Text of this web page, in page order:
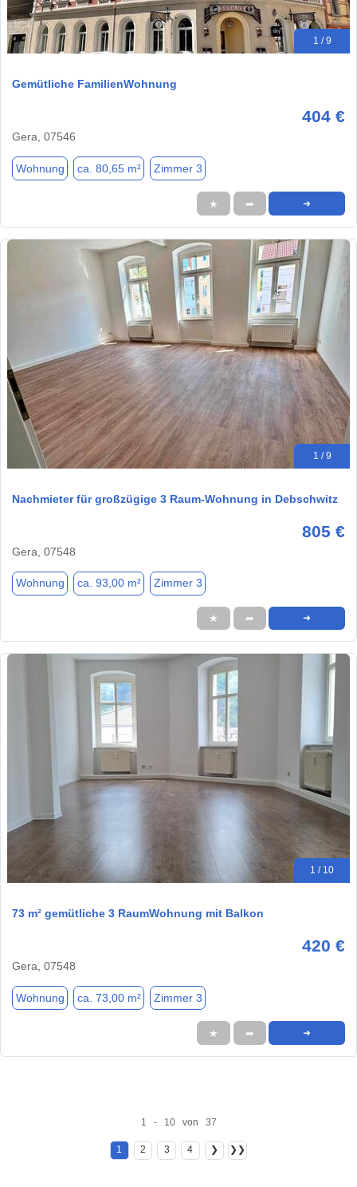
1 / 9
Gemütliche FamilienWohnung
404 €
Gera, 07546
Wohnung ca. 80,65 m² Zimmer 3
★ ➦ ➜
1 / 9
Nachmieter für großzügige 3 Raum-Wohnung in Debschwitz
805 €
Gera, 07548
Wohnung ca. 93,00 m² Zimmer 3
★ ➦ ➜
1 / 10
73 m² gemütliche 3 RaumWohnung mit Balkon
420 €
Gera, 07548
Wohnung ca. 73,00 m² Zimmer 3
★ ➦ ➜
1 - 10 von 37
1 2 3 4 ❯ ❯❯